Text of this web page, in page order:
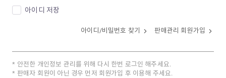
아이디 저장
아이디/비밀번호 찾기 판매관리 회원가입
안전한 개인정보 관리를 위해 다시 한번 로그인 해주세요.
판매자 회원이 아닌 경우 먼저 회원가입 후 이용해 주세요.